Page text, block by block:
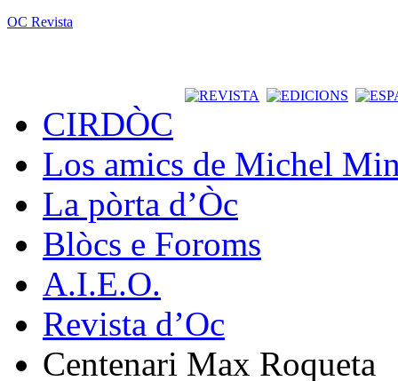
OC Revista
CIRDÒC
Los amics de Michel
La pòrta d’Òc
Blòcs e Foroms
A.I.E.O.
Revista d’Oc
Centenari Max Roqueta